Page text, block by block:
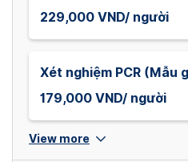
229,000 VND/ người
Xét nghiệm PCR (Mẫu
179,000 VND/ người
View more